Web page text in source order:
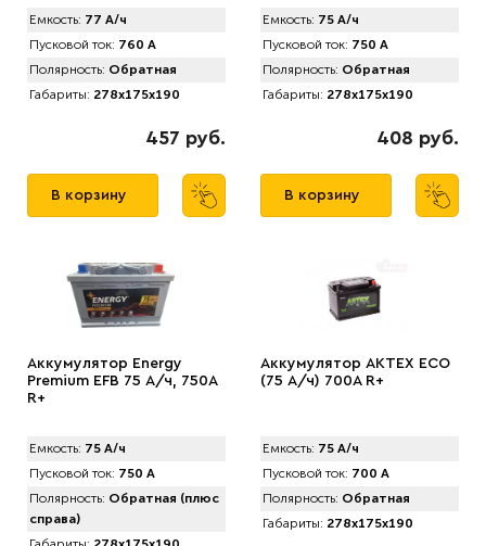
Емкость: 77 А/ч
Пусковой ток: 760 А
Полярность: Обратная
Габариты: 278x175x190
457 руб.
В корзину
Емкость: 75 А/ч
Пусковой ток: 750 А
Полярность: Обратная
Габариты: 278x175x190
408 руб.
В корзину
Аккумулятор Energy
Premium EFB 75 А/ч, 750A
R+
Емкость: 75 А/ч
Пусковой ток: 750 А
Полярность: Обратная (плюс
справа)
Аккумулятор AKTEX ECO
(75 А/ч) 700A R+
Емкость: 75 А/ч
Пусковой ток: 700 А
Полярность: Обратная
Габариты: 278x175x190